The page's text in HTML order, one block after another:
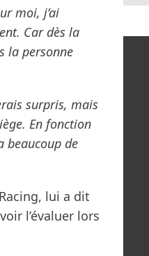
moi, j’ai
Car dès la
la personne
surpris, mais
En fonction
beaucoup de
lui a dit
l’évaluer lors